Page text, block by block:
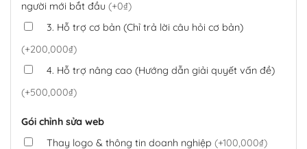
người mới bắt đầu (+0₫)
3. Hỗ trợ cơ bản (Chỉ trả lời câu hỏi cơ bản)
(+200,000₫)
4. Hỗ trợ nâng cao (Hướng dẫn giải quyết vấn đề)
(+500,000₫)
Gói chỉnh sửa web
Thay logo & thông tin doanh nghiệp (+100,000₫)